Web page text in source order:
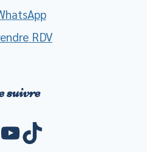
RDV
suivre
YouTube
TikTok